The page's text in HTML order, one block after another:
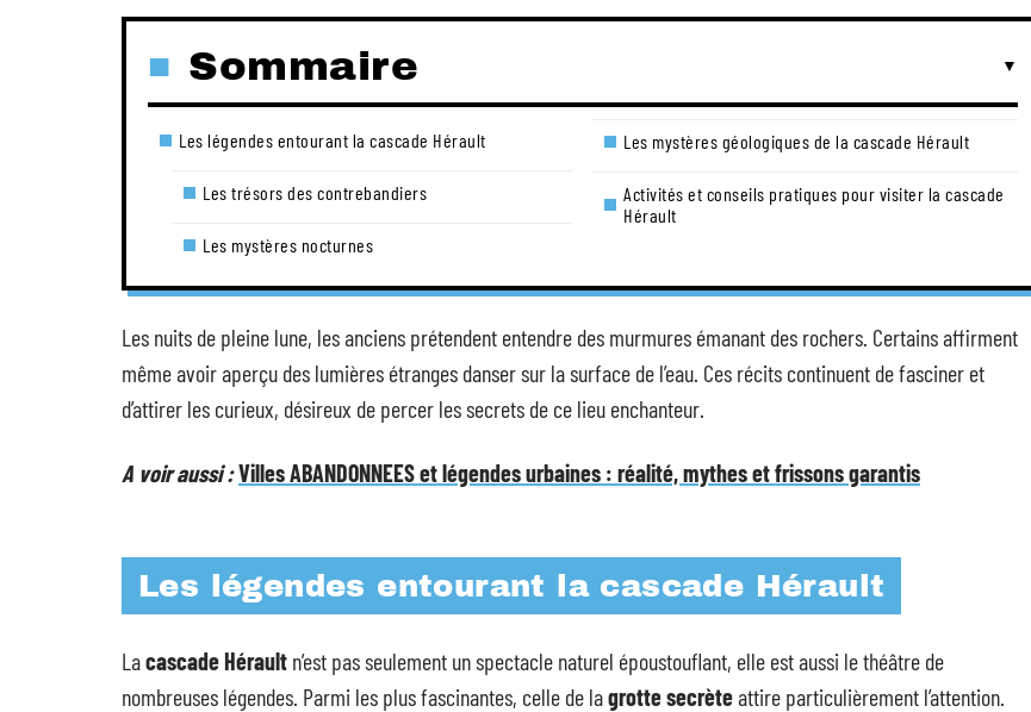
Sommaire
Les légendes entourant la cascade Hérault
Les trésors des contrebandiers
Les mystères nocturnes
Les mystères géologiques de la cascade Hérault
Activités et conseils pratiques pour visiter la cascade
Hérault
Les nuits de pleine lune, les anciens prétendent entendre des murmures émanant des rochers. Certains affirment
même avoir aperçu des lumières étranges danser sur la surface de l’eau. Ces récits continuent de fasciner et
d’attirer les curieux, désireux de percer les secrets de ce lieu enchanteur.
A voir aussi :Villes ABANDONNEES et légendes urbaines : réalité, mythes et frissons garantis
Les légendes entourant la cascade Hérault
Lacascade Hérault n’est pas seulement un spectacle naturel époustouflant, elle est aussi le théâtre de
nombreuses légendes. Parmi les plus fascinantes, celle de lagrotte secrèteattire particulièrement l’attention.